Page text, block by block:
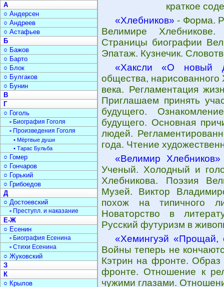
краткое
«Хлебников» - Форма.
Велимире
Страницы биографии
Эпатаж. Кузнечик.
«Хаксли «О новый
общества,
века. Регламентация
Приглашаем принять
будущего.
будущего. Основная
людей.
года. Чтение
«Велимир Хлебников»
Ученый. Холодный и
Хлебникова. Поэзия
Музей. Виктор
похож на типичного
Новаторство в
Русский футуризм в
«Хемингуэй «Прощай,
Войны теперь не
Кэтрин на фронте.
фронте. Отношение к
чужими глазами.
А
○ Андерсен
○ Андреев
○ Астафьев
Б
○ Бажов
○ Барто
○ Блок
○ Булгаков
○ Бунин
В
Г
○ Гоголь
▫ Биография Гоголя
▫ Произведения Гоголя
• Мёртвые души
• Тарас Бульба
○ Гомер
○ Гончаров
○ Горький
○ Грибоедов
Д
○ Достоевский
▫ Преступл. и наказание
Е-Ж
○ Есенин
▫ Биография Есенина
▫ Стихи Есенина
○ Жуковский
З
К
○ Крылов